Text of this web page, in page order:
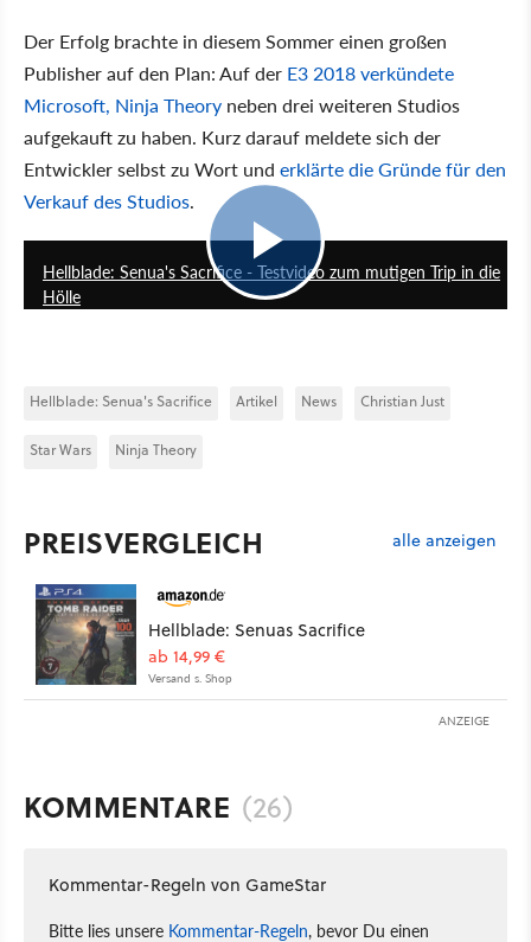
Der Erfolg brachte in diesem Sommer einen großen
Publisher auf den Plan: Auf der E3 2018 verkündete
Microsoft, Ninja Theory neben drei weiteren Studios
aufgekauft zu haben. Kurz darauf meldete sich der
Entwickler selbst zu Wort und erklärte die Gründe für den
Verkauf des Studios.
Hellblade: Senua's Sacrifice - Testvideo zum mutigen Trip in die
Hölle
Hellblade: Senua's Sacrifice Artikel News Christian Just
Star Wars Ninja Theory
PREISVERGLEICH alle anzeigen
Hellblade: Senuas Sacrifice
ab 14,99 €
Versand s. Shop
ANZEIGE
KOMMENTARE (26)
Kommentar-Regeln von GameStar
Bitte lies unsere Kommentar-Regeln, bevor Du einen